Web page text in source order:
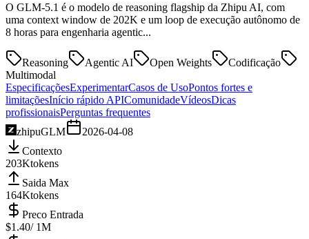
O GLM-5.1 é o modelo de reasoning flagship da Zhipu AI, com
uma context window de 202K e um loop de execução autônomo de
8 horas para engenharia agentic...
Reasoning Agentic AI Open Weights
Codificação
Multimodal
EspecificaçõesExperimentarCasos de UsoPontos fortes e
limitaçõesInício rápido APIComunidadeVídeosDicas
profissionaisPerguntas frequentes
zhipuGLM
2026-04-08
Contexto
203Ktokens
Saida Max
164Ktokens
Preco Entrada
$1.40/ 1M